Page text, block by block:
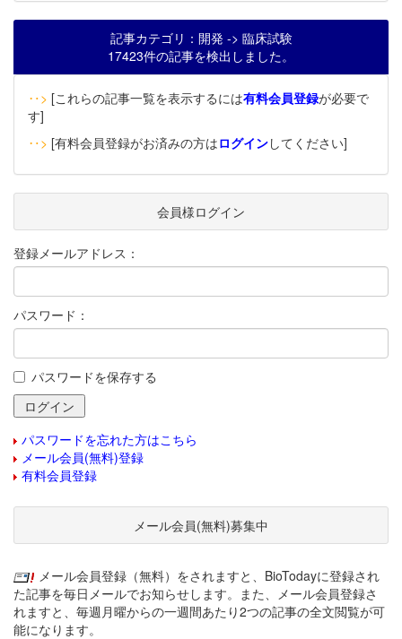
記事カテゴリ：開発 -> 臨床試験
17423件の記事を検出しました。
‥> [これらの記事一覧を表示するには有料会員登録が必要で
す]
‥> [有料会員登録がお済みの方はログインしてください]
会員様ログイン
登録メールアドレス：
パスワード：
パスワードを保存する
パスワードを忘れた方はこちら
メール会員(無料)登録
有料会員登録
メール会員(無料)募集中
メール会員登録（無料）をされますと、BioTodayに登録され
た記事を毎日メールでお知らせします。また、メール会員登録さ
れますと、毎週月曜からの一週間あたり2つの記事の全文閲覧が可
能になります。